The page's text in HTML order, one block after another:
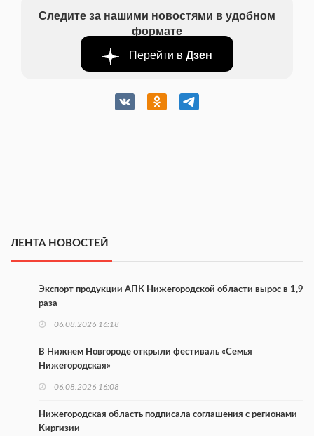
Следите за нашими новостями в удобном
формате
Перейти в Дзен
ЛЕНТА НОВОСТЕЙ
Экспорт продукции АПК Нижегородской области вырос в 1,9
раза
06.08.2026 16:18
В Нижнем Новгороде открыли фестиваль «Семья
Нижегородская»
06.08.2026 16:08
Нижегородская область подписала соглашения с регионами
Киргизии